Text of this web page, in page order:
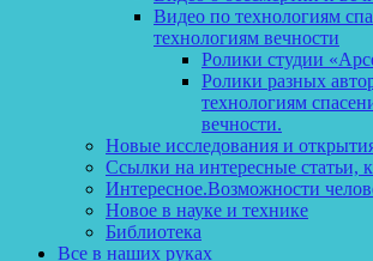
Видео по технологиям
технологиям вечности
Ролики студии
Ролики разных
технологиям
вечности.
Новые исследования и
Ссылки на интересные статьи,
Интересное.Возможности
Новое в науке и технике
Библиотека
Все в наших руках